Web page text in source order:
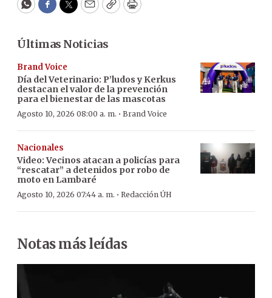
WhatsApp
Facebook
Twitter
EmailCopyPrint
Últimas Noticias
Brand Voice
Día del Veterinario: P’ludos y Kerkus
destacan el valor de la prevención
para el bienestar de las mascotas
Agosto 10, 2026 08:00 a. m. · Brand Voice
Nacionales
Video: Vecinos atacan a policías para
“rescatar” a detenidos por robo de
moto en Lambaré
Agosto 10, 2026 07:44 a. m. · Redacción ÚH
Notas más leídas